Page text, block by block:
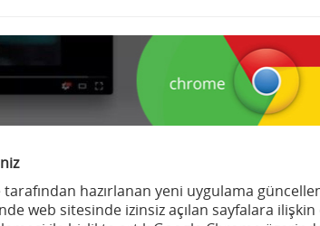
hazırlanan yeni uygulama
web sitesinde izinsiz açılan sayfalara